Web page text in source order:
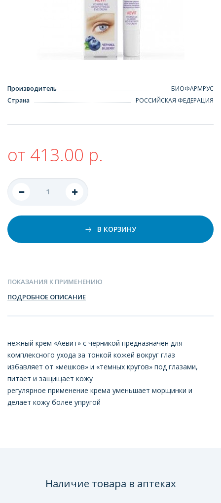
Производитель
БИОФАРМРУС
Страна
РОССИЙСКАЯ ФЕДЕРАЦИЯ
от 413.00 р.
В КОРЗИНУ
ПОКАЗАНИЯ К ПРИМЕНЕНИЮ
ПОДРОБНОЕ ОПИСАНИЕ
нежный крем «Аевит» с черникой предназначен для
комплексного ухода за тонкой кожей вокруг глаз
избавляет от «мешков» и «темных кругов» под глазами,
питает и защищает кожу
регулярное применение крема уменьшает морщинки и
делает кожу более упругой
Наличие товара в аптеках